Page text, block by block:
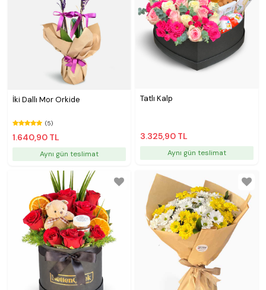
İki Dallı Mor Orkide
(5)
1.640,90 TL
Aynı gün teslimat
Tatlı Kalp
3.325,90 TL
Aynı gün teslimat